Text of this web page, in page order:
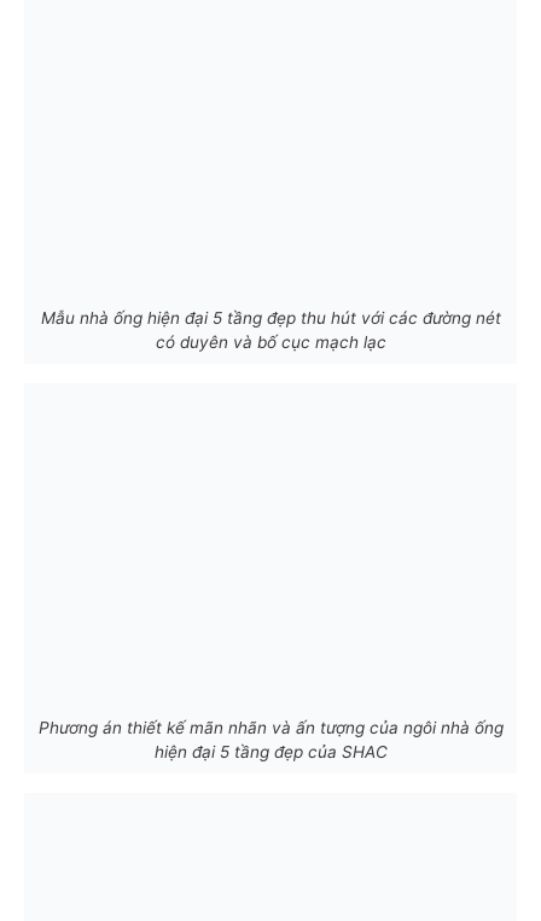
Mẫu nhà ống hiện đại 5 tầng đẹp thu hút với các đường nét
có duyên và bố cục mạch lạc
Phương án thiết kế mãn nhãn và ấn tượng của ngôi nhà ống
hiện đại 5 tầng đẹp của SHAC